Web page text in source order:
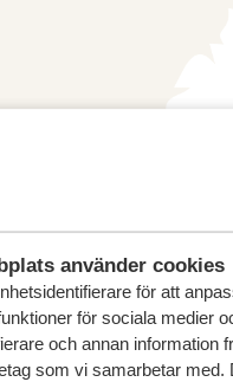
använder cookies
för att
för sociala medier
och annan information
som vi samarbetar